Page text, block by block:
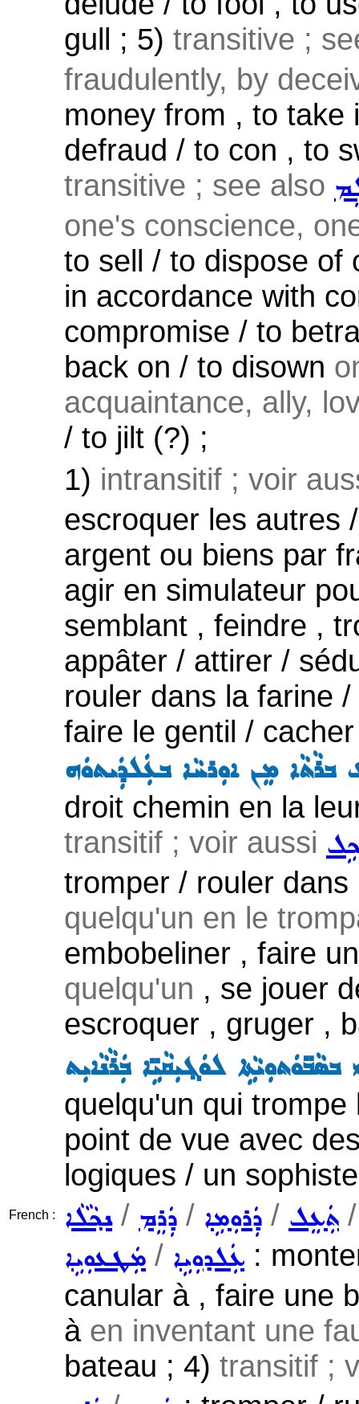
gull ; 5) transitive ;
fraudulently, by
money from , to take
defraud / to con , to
transitive ; see also
one's conscience,
to sell / to dispose of
in accordance with
compromise / to
back on / to disown
acquaintance, ally,
/ to jilt (?) ;
French :
1) intransitif ; voir
escroquer les autres
argent ou biens par
agir en simulateur
semblant , feindre ,
appâter / attirer /
rouler dans la farine
faire le gentil /
ܡܸܢ ܐܘܼܪܚܵܐ ܒܥܲܠܕܲܝܬܘܿܗ
droit chemin en la
transitif ; voir aussi
tromper / rouler
quelqu'un en le
embobeliner , faire
quelqu'un , se jouer
escroquer , gruger ,
ܠܘܿܓ݂ܝܼܩܵܝܹ̈ܐ ܒܲܪܵܢܵܐܝܼܬ
quelqu'un qui
point de vue avec
logiques / un
ܢܟ݂ܵܠܵܐ/ ܕܲܪܸܡ / ܕܲܪܘܼܡܹܐ / ܬܲܥܸܠ
ܡܲܛܥܘܼܝܹܐ / ܥܲܠܕܘܼܝܹܐ :
canular à , faire une
à en inventant une
bateau ; 4) transitif ;